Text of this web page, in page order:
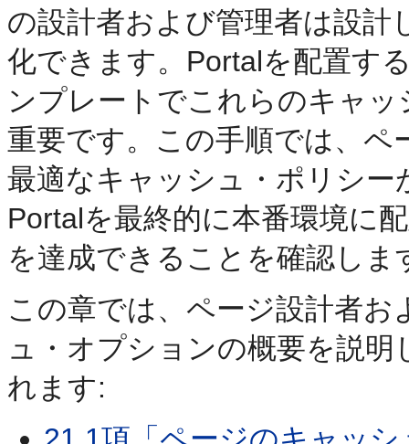
の設計者および管理者は設
化できます。Portalを配置す
ンプレートでこれらのキャ
重要です。この手順では、
最適なキャッシュ・ポリシ
Portalを最終的に本番環境に
を達成できることを確認しま
この章では、ページ設計者
ュ・オプションの概要を説
れます: